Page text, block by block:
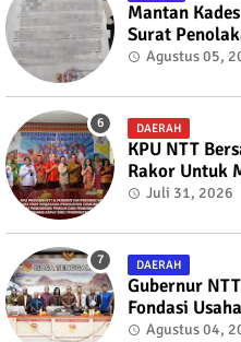
Mantan
Surat
kepada Bupati
Agustus 05,
DAERAH
KPU NTT
Rakor Untuk
Draft Nota
Juli 31, 2026
DAERAH
Gubernur
Fondasi
Ekspansi
Agustus 04,